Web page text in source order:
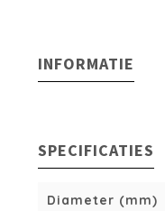
INFORMATIE
SPECIFICATIES
Diameter (mm)